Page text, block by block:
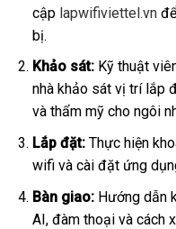
cập lapwifiviettel.vnđể
bị.
Khảo sát:Kỹ thuật
nhà khảo sát vị trí lắp
và thẩm mỹ cho ngôi
Lắp đặt:Thực hiện
wifi và cài đặt ứng
Bàn giao:Hướng dẫn
AI, đàm thoại và cách